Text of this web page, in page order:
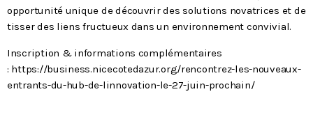
opportunité unique de découvrir des solutions novatrices et de
tisser des liens fructueux dans un environnement convivial.
Inscription & informations complémentaires
: https://business.nicecotedazur.org/rencontrez-les-nouveaux-
entrants-du-hub-de-linnovation-le-27-juin-prochain/